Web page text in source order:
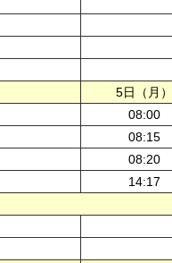
5日（月）
08:00
08:15
08:20
14:17